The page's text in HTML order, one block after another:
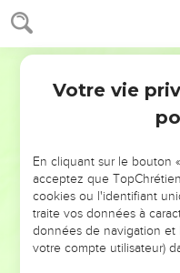
Habacuc 1
coupable. Sa force à lui,
Nouvel appel du
– Mais toi, n’es-tu pas
mon Saint ? Nous ne
Tes yeux sont trop purs
regarder l’oppression.
Gardes-tu le silence
juste que lui ?
Tu traites les humains
Votre vie
En cliquant sur le bouton
acceptez que
cookies ou l'identifiant
traite vos données à
données de navigation et
votre compte utilisateur)